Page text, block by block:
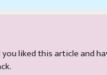
you liked this article and